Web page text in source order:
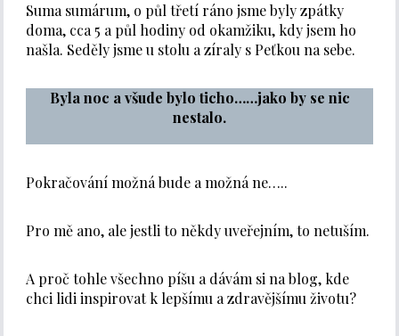
Suma sumárum, o půl třetí ráno jsme byly zpátky
doma, cca 5 a půl hodiny od okamžiku, kdy jsem ho
našla. Seděly jsme u stolu a zíraly s Peťkou na sebe.
Byla noc a všude bylo ticho……jako by se nic
nestalo.
Pokračování možná bude a možná ne…..
Pro mě ano, ale jestli to někdy uveřejním, to netuším.
A proč tohle všechno píšu a dávám si na blog, kde
chci lidi inspirovat k lepšímu a zdravějšímu životu?